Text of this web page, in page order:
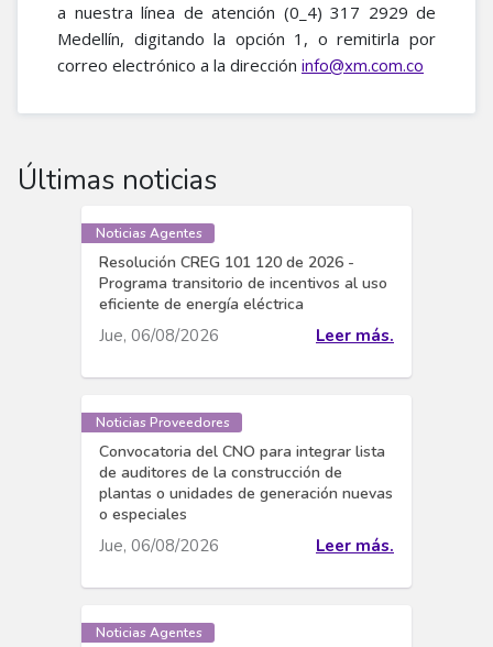
a nuestra línea de atención (0_4) 317 2929 de
Medellín, digitando la opción 1, o remitirla por
correo electrónico a la dirección info@xm.com.co
Últimas noticias
Noticias Agentes
Resolución CREG 101 120 de 2026 -
Programa transitorio de incentivos al uso
eficiente de energía eléctrica
Jue, 06/08/2026 Leer más.
Noticias Proveedores
Convocatoria del CNO para integrar lista
de auditores de la construcción de
plantas o unidades de generación nuevas
o especiales
Jue, 06/08/2026 Leer más.
Noticias Agentes